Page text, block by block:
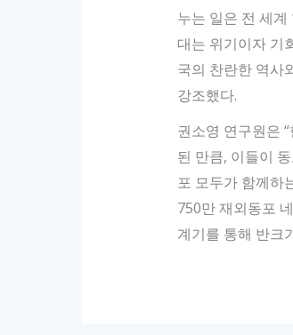
누는 일은 전 세계
대는 위기이자 기
국의 찬란한 역사
강조했다.
권소영 연구원은
된 만큼, 이들이
포 모두가 함께하
750만 재외동포
계기를 통해 반크